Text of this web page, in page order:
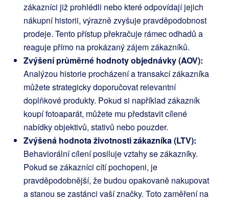
zákazníci již prohlédli nebo které odpovídají jejich
nákupní historii, výrazně zvyšuje pravděpodobnost
prodeje. Tento přístup překračuje rámec odhadů a
reaguje přímo na prokázaný zájem zákazníků.
Zvýšení průměrné hodnoty objednávky (AOV):
Analýzou historie procházení a transakcí zákazníka
můžete strategicky doporučovat relevantní
doplňkové produkty. Pokud si například zákazník
koupí fotoaparát, můžete mu představit cílené
nabídky objektivů, stativů nebo pouzder.
Zvýšená hodnota životnosti zákazníka (LTV):
Behaviorální cílení posiluje vztahy se zákazníky.
Pokud se zákazníci cítí pochopeni, je
pravděpodobnější, že budou opakovaně nakupovat
a stanou se zastánci vaší značky. Toto zaměření na